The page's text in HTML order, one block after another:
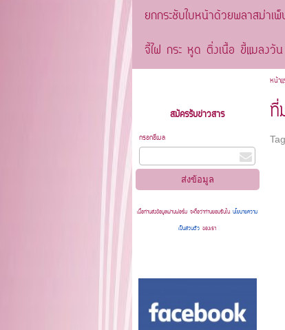
ยกกระชับใบหน้าด้วยพลาสม่าเ
จี้ไฝ กระ หูด ติ่งเนื้อ ขี้แมลงวั
สมัครรับข่าวสาร
กรอกอีเมล
เมื่อท่านส่งข้อมูลผ่านฟอร์ม จะถือว่าท่านยอมรับในนโยบายความ
เป็นส่วนตัวของเรา
หน้า
ที่